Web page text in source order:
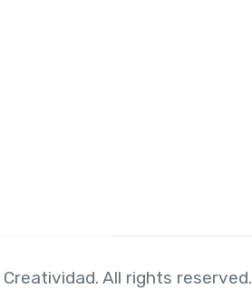
All rights reserved.